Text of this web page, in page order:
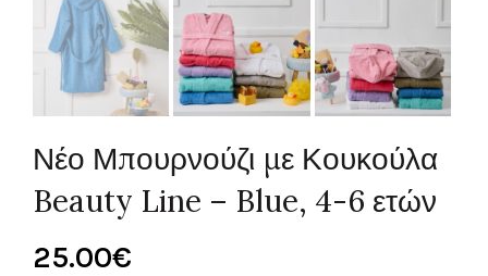
Νέο Μπουρνούζι με Κουκούλα
Beauty Line – Blue, 4-6 ετών
25.00€